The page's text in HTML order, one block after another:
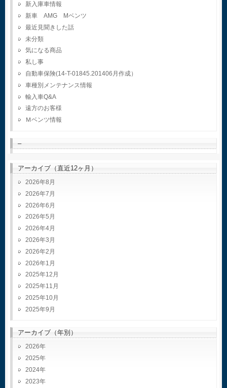
新入庫車情報
新車 AMG Mベンツ
最近見聞きした話
未分類
気になる商品
私し事
自動車保険(14-T-01845.201406月作成）
車種別メンテナンス情報
輸入車Q&A
遠方のお客様
Ｍベンツ情報
–
アーカイブ（直近12ヶ月）
2026年8月
2026年7月
2026年6月
2026年5月
2026年4月
2026年3月
2026年2月
2026年1月
2025年12月
2025年11月
2025年10月
2025年9月
アーカイブ（年別）
2026
2025
2024
2023